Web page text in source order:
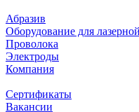
Абразив
Оборудование для
Проволока
Электроды
Компания
Сертификаты
Вакансии